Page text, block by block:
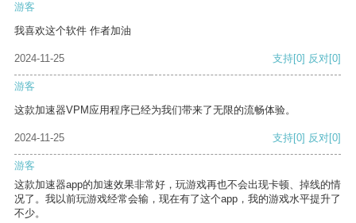
游客
我喜欢这个软件 作者加油
2024-11-25 支持[0] 反对[0]
游客
这款加速器VPM应用程序已经为我们带来了无限的流畅体验。
2024-11-25 支持[0] 反对[0]
游客
这款加速器app的加速效果非常好，玩游戏再也不会出现卡顿、掉线的情
况了。我以前玩游戏经常会输，现在有了这个app，我的游戏水平提升了
不少。